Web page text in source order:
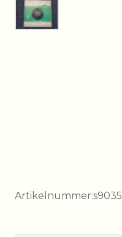
Artikelnummer:s9035